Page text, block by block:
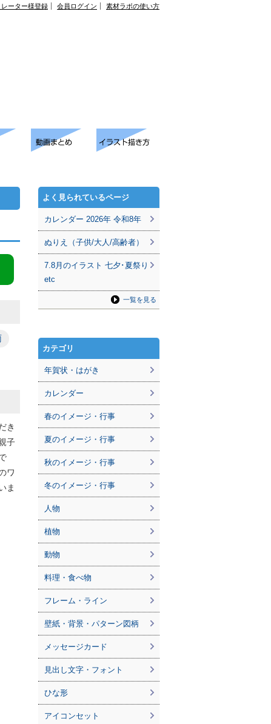
レーター様登録 会員ログイン 素材ラボの使い方
き
子
ワ
ま
よく見られているページ
カレンダー 2026年 令和8年
ぬりえ（子供/大人/高齢者）
7.8月のイラスト 七夕･夏祭り
etc
一覧を見る
カテゴリ
年賀状・はがき
カレンダー
春のイメージ・行事
夏のイメージ・行事
秋のイメージ・行事
冬のイメージ・行事
人物
植物
動物
料理・食べ物
フレーム・ライン
壁紙・背景・パターン図柄
メッセージカード
見出し文字・フォント
ひな形
アイコンセット